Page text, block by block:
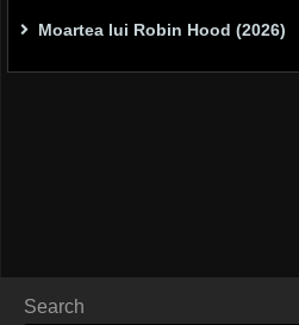
Moartea lui Robin Hood (2026)
Search